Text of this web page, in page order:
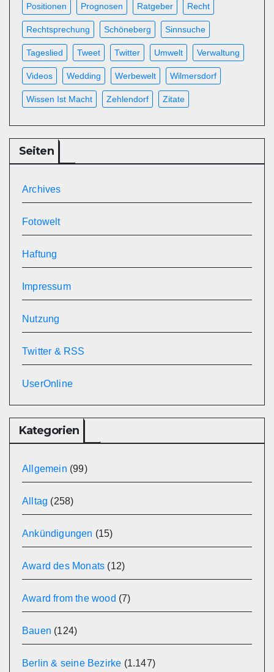
Positionen Prognosen Ratgeber Recht
Rechtsprechung Schöneberg Sinnsuche
Tageslied Tweet Twitter Umwelt Verwaltung
Videos Wedding Werbewelt Wilmersdorf
Wissen Ist Macht Zehlendorf Zitate
Seiten
Archives
Fotowelt
Haftung
Impressum
Nutzung
Twitter & RSS
UserOnline
Kategorien
Allgemein (99)
Alltag (258)
Ankündigungen (15)
Award des Monats (12)
Award from the wood (7)
Bauen (124)
Berlin & seine Bezirke (1.147)